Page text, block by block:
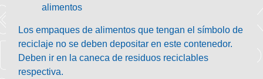
alimentos
Los empaques de alimentos que tengan el símbolo de
reciclaje no se deben depositar en este contenedor.
Deben ir en la caneca de residuos reciclables
respectiva.